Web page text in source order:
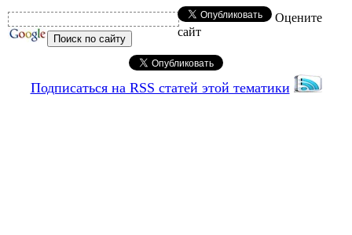
Оцените
сайт
Подписаться на RSS статей этой тематики